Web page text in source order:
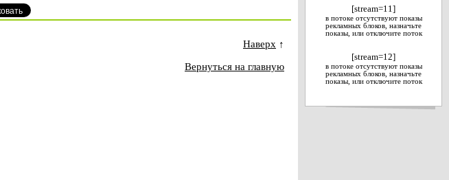
Наверх ↑
Вернуться на главную
[stream=11]
в потоке отсутствуют показы
рекламных блоков, назначьте
показы, или отключите поток
[stream=12]
в потоке отсутствуют показы
рекламных блоков, назначьте
показы, или отключите поток